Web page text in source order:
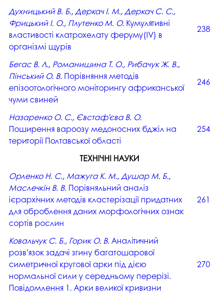
Духницький В. Б., Деркач І. М., Деркач С. С.,
Фрицький І. О., Плутенко М. О. Кумулятивні
властивості клатрохелату феруму(IV) в
організмі щурів
238
Бегас В. Л., Романишина Т. О., Рибачук Ж. В.,
Пінський О. В. Порівняння методів
епізоотологічного моніторингу африканської
чуми свиней
246
Назаренко О. С., Євстаф’єва В. О.
Поширення вароозу медоносних бджіл на
території Полтавської області
254
ТЕХНІЧНІ НАУКИ
Орленко Н. С., Мажуга К. М., Душар М. Б.,
Маслечкін В. В. Порівняльний аналіз
ієрархічних методів кластерізації придатних
для оброблення даних морфологічних ознак
сортів рослин
261
Ковальчук С. Б., Горик О. В. Аналітичний
розв’язок задачі згину багатошарової
симетричної кругової арки під дією
нормальної сили у середньому перерізі.
Повідомлення 1. Арки великої кривизни
270